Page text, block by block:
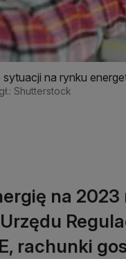
na rynku
Shutterstock
na
rachunki